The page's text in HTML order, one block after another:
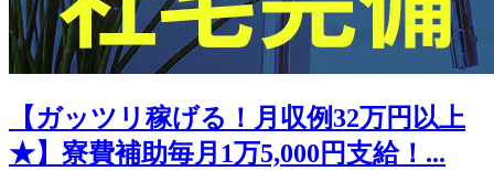
【ガッツリ稼げる！月収例32万円以上
★】寮費補助毎月1万5,000円支給！...